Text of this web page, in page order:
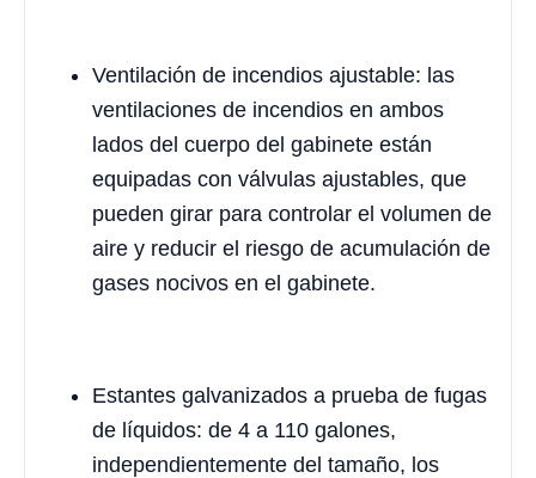
Ventilación de incendios ajustable: las
ventilaciones de incendios en ambos
lados del cuerpo del gabinete están
equipadas con válvulas ajustables, que
pueden girar para controlar el volumen de
aire y reducir el riesgo de acumulación de
gases nocivos en el gabinete.
Estantes galvanizados a prueba de fugas
de líquidos: de 4 a 110 galones,
independientemente del tamaño, los